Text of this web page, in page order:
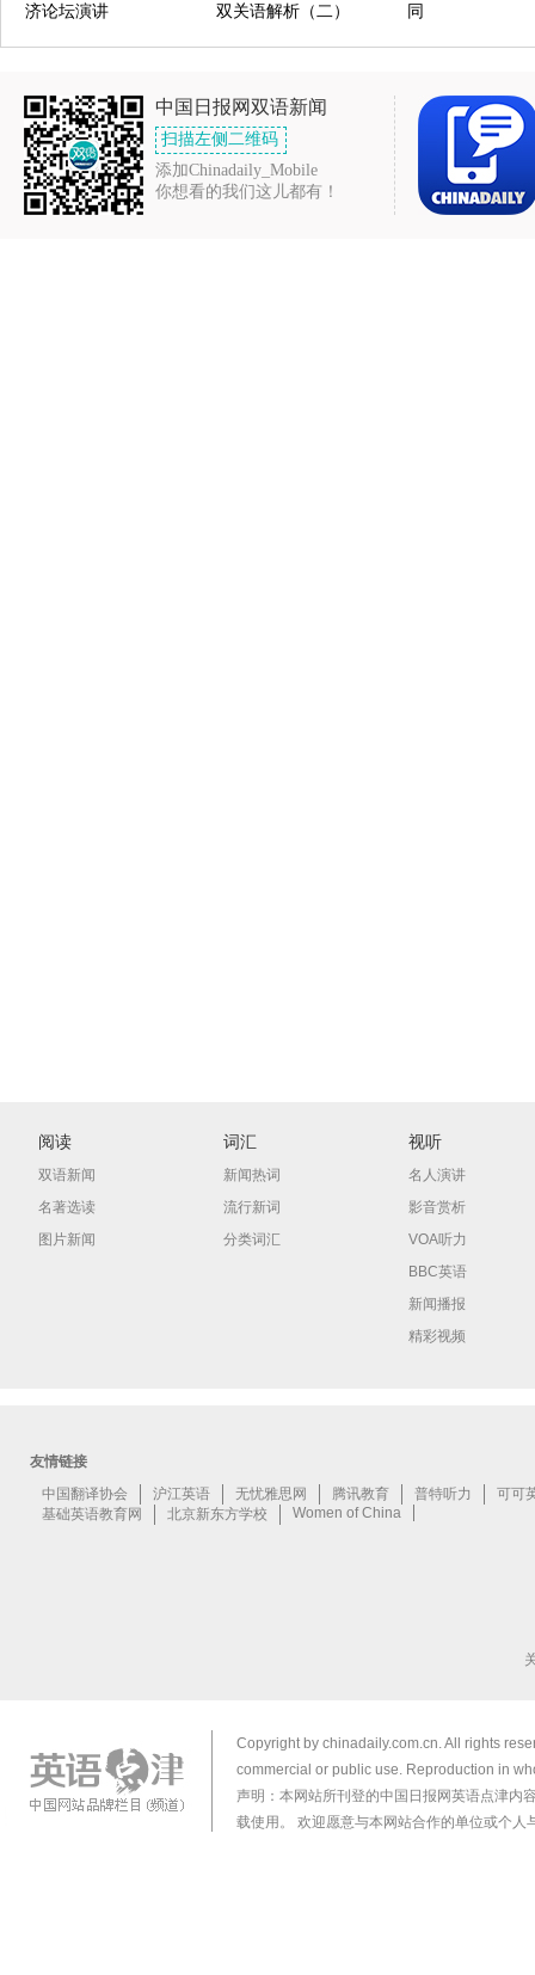
济论坛演讲
双关语解析（二）
同
中国日报网双语新闻
扫描左侧二维码
添加Chinadaily_Mobile
你想看的我们这儿都有！
阅读
双语新闻
名著选读
图片新闻
词汇
新闻热词
流行新词
分类词汇
视听
名人演讲
影音赏析
VOA听力
BBC英语
新闻播报
精彩视频
Copyright by chinadaily.com.cn. All rights
commercial or public use. Reproduction in
声明：本网站所刊登的中国日报网英语点津内
载使用。 欢迎愿意与本网站合作的单位或个人